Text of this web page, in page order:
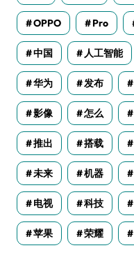
OPPO Pro
中国 人工智能
华为 发布
影像 怎么
推出 搭载
未来 机器
电视 科技
苹果 荣耀